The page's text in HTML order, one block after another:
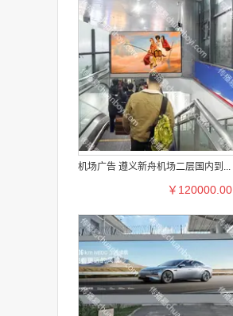
机场广告 遵义新舟机场二层国内到...
￥120000.00